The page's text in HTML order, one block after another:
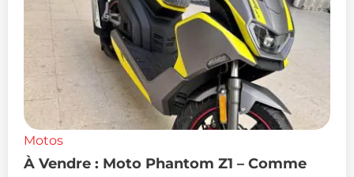
Motos
À Vendre : Moto Phantom Z1 – Comme